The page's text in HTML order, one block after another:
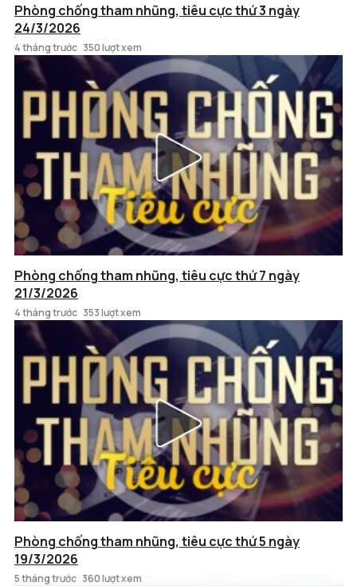
Phòng chống tham nhũng, tiêu cực thứ 3 ngày
24/3/2026
4 tháng trước 350 lượt xem
Phòng chống tham nhũng, tiêu cực thứ 7 ngày
21/3/2026
4 tháng trước 353 lượt xem
Phòng chống tham nhũng, tiêu cực thứ 5 ngày
19/3/2026
5 tháng trước 360 lượt xem